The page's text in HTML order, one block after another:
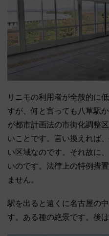
リニモの利用者が全般的に
すが、何と言っても八草駅
が都市計画法の市街化調整
いことです。言い換えれば
い区域なのです。それ故に
いのです。法律上の特例措
ません。
駅を出ると遠くに名古屋の
す。ある種の絶景です。後